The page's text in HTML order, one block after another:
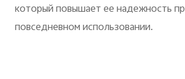
который повышает ее надежность
повседневном использовании.